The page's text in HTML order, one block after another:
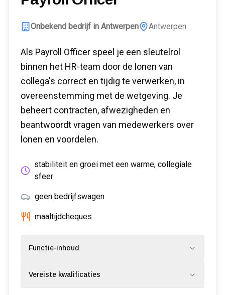
Onbekend bedrijf in Antwerpen Antwerpen
Als Payroll Officer speel je een sleutelrol
binnen het HR-team door de lonen van
collega's correct en tijdig te verwerken, in
overeenstemming met de wetgeving. Je
beheert contracten, afwezigheden en
beantwoordt vragen van medewerkers over
lonen en voordelen.
stabiliteit en groei met een warme, collegiale
sfeer
geen bedrijfswagen
maaltijdcheques
Functie-inhoud
Vereiste kwalificaties